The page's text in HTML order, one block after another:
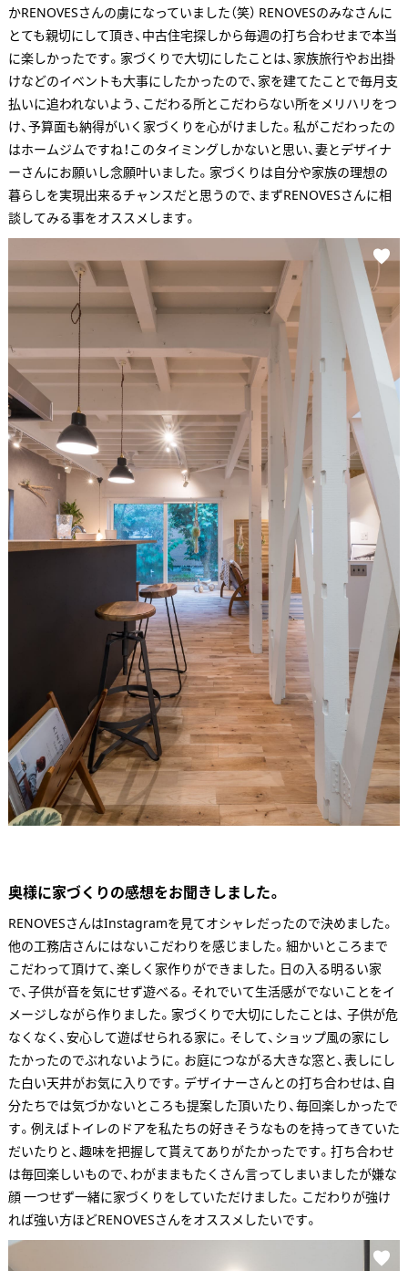
かRENOVESさんの虜になっていました（笑） RENOVESのみなさんに
とても親切にして頂き、中古住宅探しから毎週の打ち合わせまで本当
に楽しかったです。家づくりで大切にしたことは、家族旅行やお出掛
けなどのイベントも大事にしたかったので、家を建てたことで毎月支
払いに追われないよう、こだわる所とこだわらない所をメリハリをつ
け、予算面も納得がいく家づくりを心がけました。私がこだわったの
はホームジムですね！このタイミングしかないと思い、妻とデザイナ
ーさんにお願いし念願叶いました。家づくりは自分や家族の理想の
暮らしを実現出来るチャンスだと思うので、まずRENOVESさんに相
談してみる事をオススメします。
奥様に家づくりの感想をお聞きしました。
RENOVESさんはInstagramを見てオシャレだったので決めました。
他の工務店さんにはないこだわりを感じました。細かいところまで
こだわって頂けて、楽しく家作りができました。日の入る明るい家
で、子供が音を気にせず遊べる。それでいて生活感がでないことをイ
メージしながら作りました。家づくりで大切にしたことは、 子供が危
なくなく、安心して遊ばせられる家に。そして、ショップ風の家にし
たかったのでぶれないように。お庭につながる大きな窓と、表しにし
た白い天井がお気に入りです。デザイナーさんとの打ち合わせは、自
分たちでは気づかないところも提案した頂いたり、毎回楽しかったで
す。例えばトイレのドアを私たちの好きそうなものを持ってきていた
だいたりと、趣味を把握して貰えてありがたかったです。打ち合わせ
は毎回楽しいもので、わがままもたくさん言ってしまいましたが嫌な
顔 一つせず一緒に家づくりをしていただけました。こだわりが強け
れば強い方ほどRENOVESさんをオススメしたいです。